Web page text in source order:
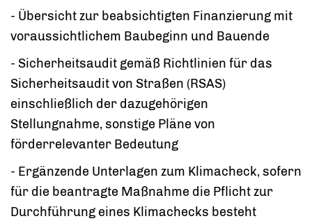
- Übersicht zur beabsichtigten Finanzierung mit
voraussichtlichem Baubeginn und Bauende
- Sicherheitsaudit gemäß Richtlinien für das
Sicherheitsaudit von Straßen (RSAS)
einschließlich der dazugehörigen
Stellungnahme, sonstige Pläne von
förderrelevanter Bedeutung
- Ergänzende Unterlagen zum Klimacheck, sofern
für die beantragte Maßnahme die Pflicht zur
Durchführung eines Klimachecks besteht